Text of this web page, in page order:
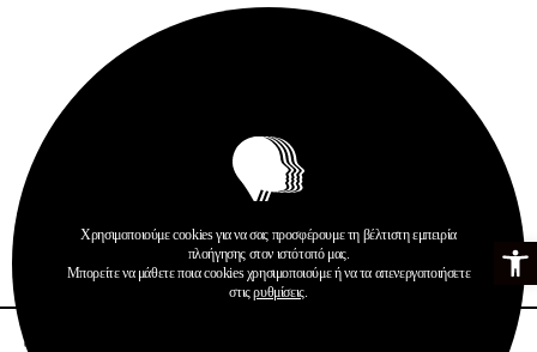
Ανοίξτε
Χρησιμοποιούμε cookies για να σας προσφέρουμε τη βέλτιστη εμπειρία
πλοήγησης στον ιστότοπό μας.
Μπορείτε να μάθετε ποια cookies χρησιμοποιούμε ή να τα απενεργοποιήσετε
στιςρυθμίσεις.